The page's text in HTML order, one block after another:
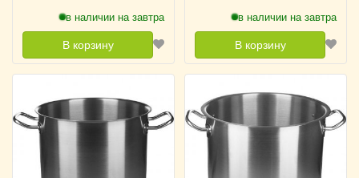
в наличии на завтра
В корзину
в наличии на завтра
В корзину